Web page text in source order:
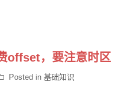
offset，要注意时区
Posted in 基础知识